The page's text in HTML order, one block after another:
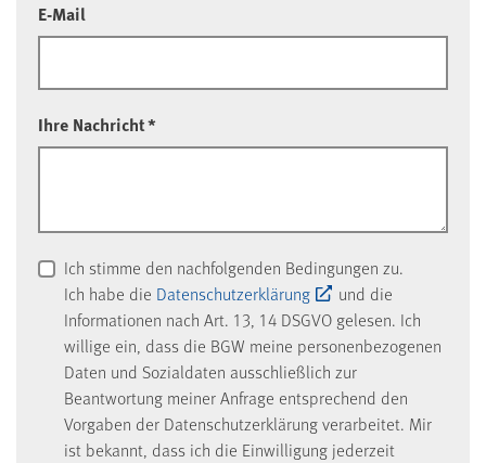
E-Mail
Ihre Nachricht*
Ich stimme den nachfolgenden Bedingungen zu.
Ich habe die Datenschutzerklärung
und die
Informationen nach Art. 13, 14 DSGVO gelesen. Ich
willige ein, dass die BGW meine personenbezogenen
Daten und Sozialdaten ausschließlich zur
Beantwortung meiner Anfrage entsprechend den
Vorgaben der Datenschutzerklärung verarbeitet. Mir
ist bekannt, dass ich die Einwilligung jederzeit